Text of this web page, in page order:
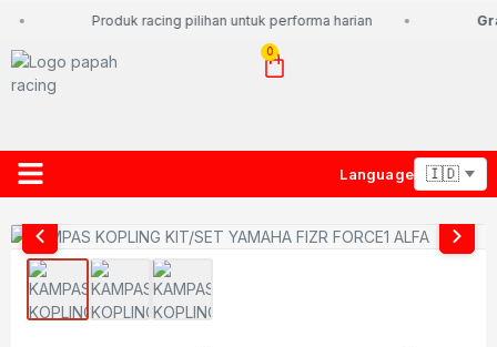
Produk racing pilihan untuk performa harian
0
Language